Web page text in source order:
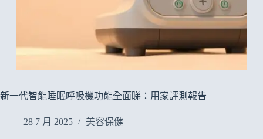
新一代智能睡眠呼吸機功能全面睇：用家評測報告
28 7 月 2025 美容保健